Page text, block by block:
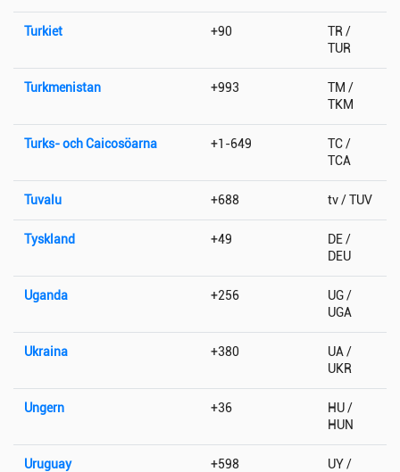
Turkiet +90
TR /
TUR
Turkmenistan +993
TM /
TKM
Turks- och Caicosöarna +1-649
TC /
TCA
Tuvalu +688 tv / TUV
Tyskland +49
DE /
DEU
Uganda +256
UG /
UGA
Ukraina +380
UA /
UKR
Ungern +36
HU /
HUN
Uruguay +598
UY /